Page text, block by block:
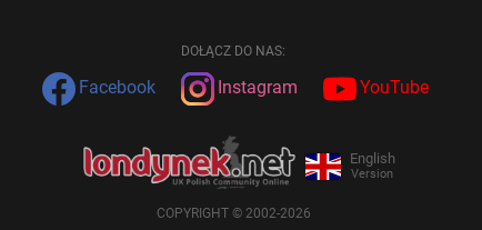
DOŁĄCZ DO NAS:
Facebook Instagram YouTube
English
Version
COPYRIGHT © 2002-2026